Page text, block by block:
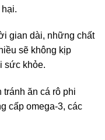
gian dài, những chất
sẽ không kịp
sức khỏe.
tránh ăn cá rô phi
cấp omega-3, các